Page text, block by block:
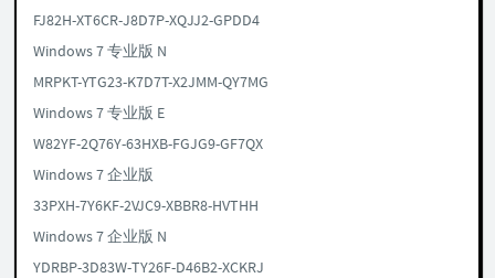
FJ82H-XT6CR-J8D7P-XQJJ2-GPDD4
Windows 7 专业版 N
MRPKT-YTG23-K7D7T-X2JMM-QY7MG
Windows 7 专业版 E
W82YF-2Q76Y-63HXB-FGJG9-GF7QX
Windows 7 企业版
33PXH-7Y6KF-2VJC9-XBBR8-HVTHH
Windows 7 企业版 N
YDRBP-3D83W-TY26F-D46B2-XCKRJ